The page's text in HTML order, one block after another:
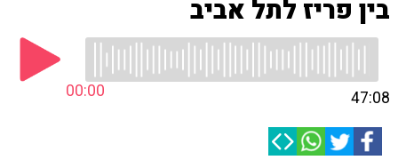
בין פריז לתל אביב
00:00 47:08